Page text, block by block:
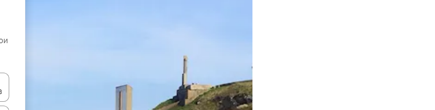
со стрелки нагоре и надолу или истражувајте со допирање или со лизгање.